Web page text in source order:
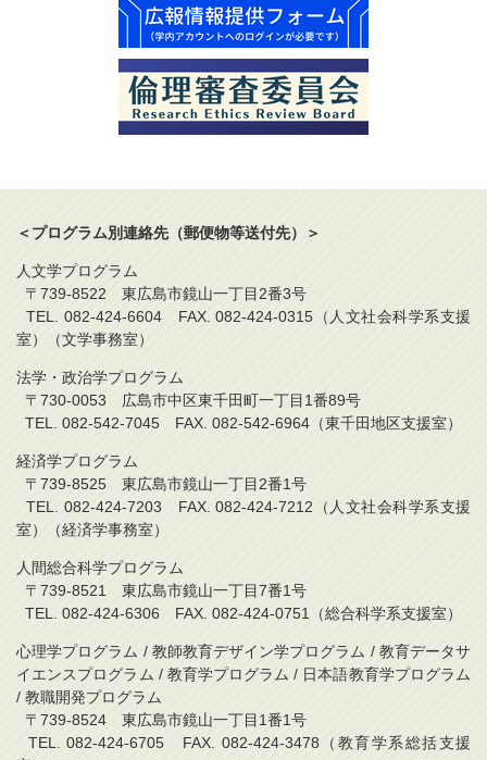
＜プログラム別連絡先（郵便物等送付先）＞
人文学プログラム
〒739-8522 東広島市鏡山一丁目2番3号
TEL. 082-424-6604 FAX. 082-424-0315（人文社会科学系支援
室）（文学事務室）
法学・政治学プログラム
〒730-0053 広島市中区東千田町一丁目1番89号
TEL. 082-542-7045 FAX. 082-542-6964（東千田地区支援室）
経済学プログラム
〒739-8525 東広島市鏡山一丁目2番1号
TEL. 082-424-7203 FAX. 082-424-7212（人文社会科学系支援
室）（経済学事務室）
人間総合科学プログラム
〒739-8521 東広島市鏡山一丁目7番1号
TEL. 082-424-6306 FAX. 082-424-0751（総合科学系支援室）
心理学プログラム / 教師教育デザイン学プログラム / 教育データサ
イエンスプログラム / 教育学プログラム / 日本語教育学プログラム
/ 教職開発プログラム
〒739-8524 東広島市鏡山一丁目1番1号
TEL. 082-424-6705 FAX. 082-424-3478（教育学系総括支援